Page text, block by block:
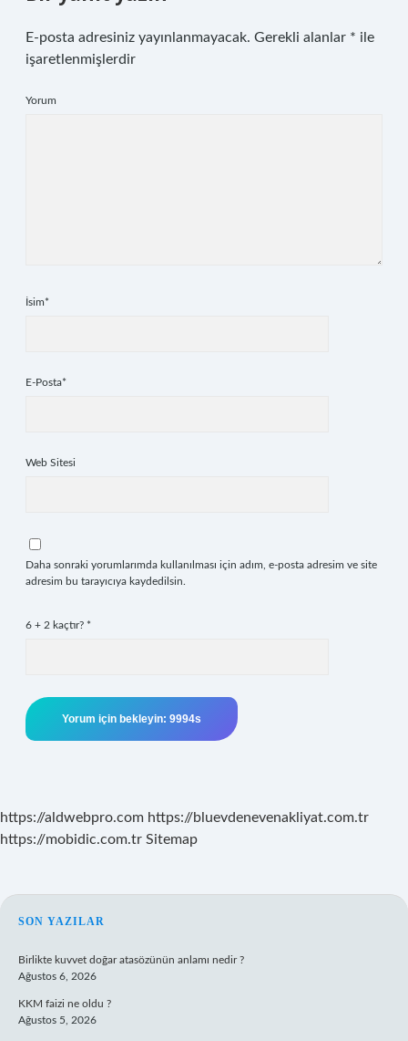
E-posta adresiniz yayınlanmayacak. Gerekli alanlar * ile
işaretlenmişlerdir
Yorum
İsim*
E-Posta*
Web Sitesi
Daha sonraki yorumlarımda kullanılması için adım, e-posta adresim ve site
adresim bu tarayıcıya kaydedilsin.
6 + 2 kaçtır? *
https://aldwebpro.com https://bluevdenevenakliyat.com.tr
https://mobidic.com.tr Sitemap
SIDEBAR
SON YAZILAR
Birlikte kuvvet doğar atasözünün anlamı nedir ?
Ağustos 6, 2026
KKM faizi ne oldu ?
Ağustos 5, 2026